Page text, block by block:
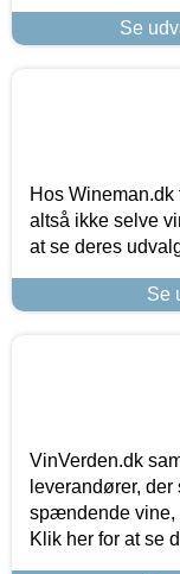
Se
Hos
altså ikke selve
at se deres
Se
VinVerden.dk
leverandører,
spændende vine,
Klik her for at se